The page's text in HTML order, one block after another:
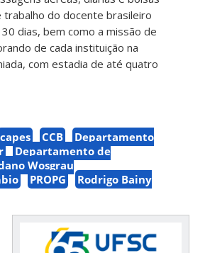
trabalho do docente brasileiro
dias, bem como a missão de
de cada instituição na
com estadia de até quatro
capes CCB
Departamento
Departamento de
Wosgrau
PROPG
Rodrigo Bainy